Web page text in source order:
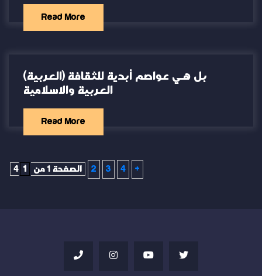
Read More
(العربية) بل هي عواصم أبدية للثقافة
العربية والاسلامية
Read More
الصفحة 1 من 4 1 2 3 4 »